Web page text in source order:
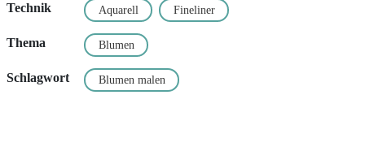
Technik Aquarell Fineliner
Thema Blumen
Schlagwort Blumen malen